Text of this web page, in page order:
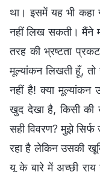
था। इसमें यह भी कहा
नहीं लिख सकती। मैंने
तरह की भ्रष्टता
मूल्यांकन लिखती हूँ, तो
नहीं है! क्या मूल्यांकन
खुद देखा है, किसी की
सही विवरण? मुझे सिर्फ
रहा है लेकिन उसकी
यू के बारे में अच्छी